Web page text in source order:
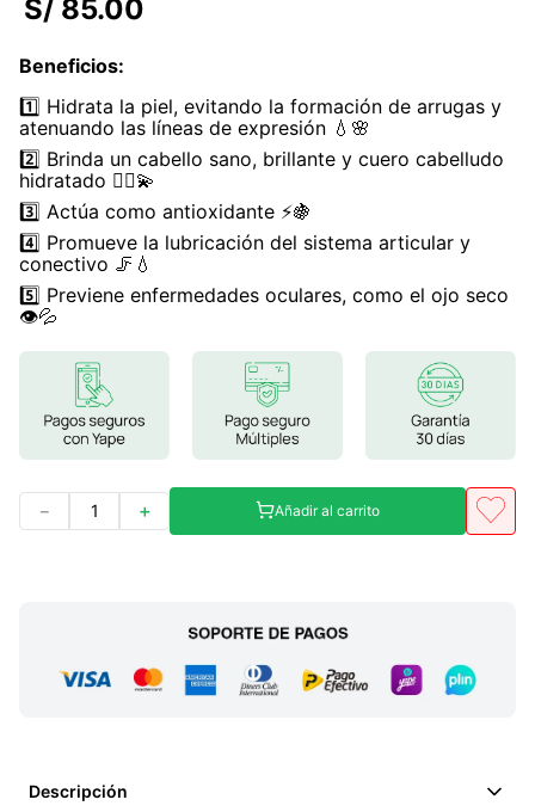
8.
stevia
9
ashwagandha
10. clorofila
S/ 85.00
Beneficios:
1️⃣ Hidrata la piel, evitando la formación de arrugas y
atenuando las líneas de expresión 💧🌸
2️⃣ Brinda un cabello sano, brillante y cuero cabelludo
hidratado 💆‍♀️💫
3️⃣ Actúa como antioxidante ⚡🍇
4️⃣ Promueve la lubricación del sistema articular y
conectivo 🦵💧
5️⃣ Previene enfermedades oculares, como el ojo seco
👁️💦
＋
－ Añadir al carrito
Descripción